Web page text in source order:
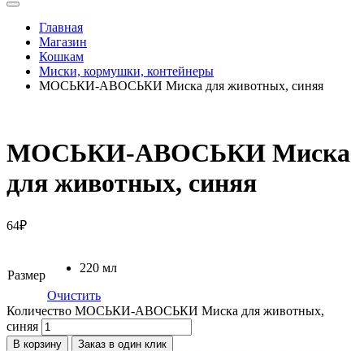
Главная
Магазин
Кошкам
Миски, кормушки, контейнеры
МОСЬКИ-АВОСЬКИ Миска для животных, синяя
МОСЬКИ-АВОСЬКИ Миска
для животных, синяя
64₽
Размер
220 мл
Очистить
Количество МОСЬКИ-АВОСЬКИ Миска для животных,
синяя
В корзину Заказ в один клик